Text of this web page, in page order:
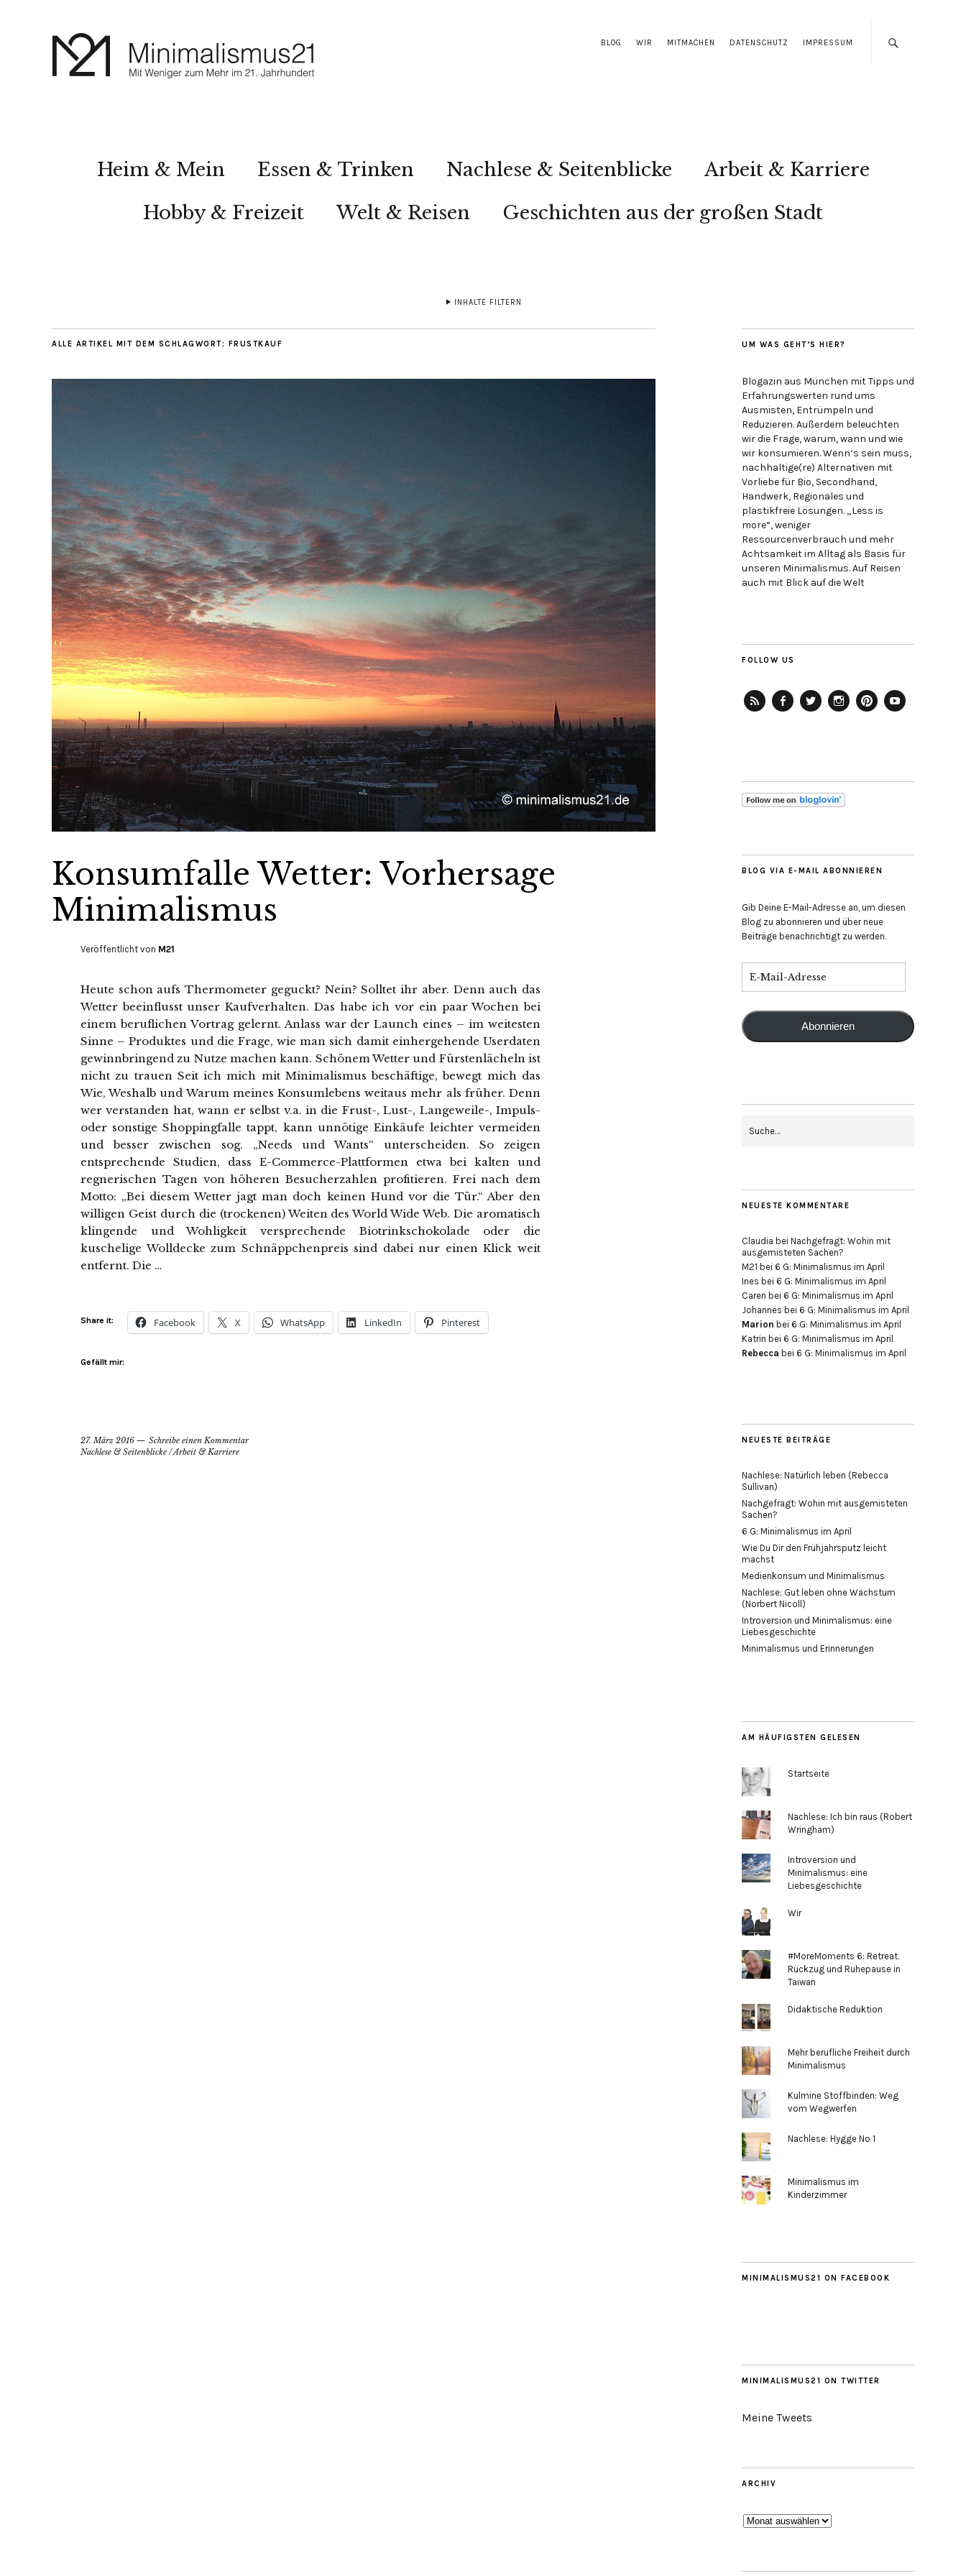
BLOG WIR MITMACHEN DATENSCHUTZ IMPRESSUM
Heim & Mein Essen & Trinken Nachlese & Seitenblicke
Arbeit & Karriere
Hobby & Freizeit
Welt & Reisen Geschichten aus der großen Stadt
INHALTE FILTERN
ALLE ARTIKEL MIT DEM SCHLAGWORT: FRUSTKAUF
Konsumfalle Wetter: Vorhersage
Minimalismus
Veröffentlicht von M21
Heute schon aufs Thermometer geguckt? Nein? Solltet ihr aber. Denn auch das
Wetter beeinflusst unser Kaufverhalten. Das habe ich vor ein paar Wochen bei
einem beruflichen Vortrag gelernt. Anlass war der Launch eines – im weitesten
Sinne – Produktes und die Frage, wie man sich damit einhergehende Userdaten
gewinnbringend zu Nutze machen kann. Schönem Wetter und Fürstenlächeln ist
nicht zu trauen Seit ich mich mit Minimalismus beschäftige, bewegt mich das
Wie, Weshalb und Warum meines Konsumlebens weitaus mehr als früher. Denn
wer verstanden hat, wann er selbst v.a. in die Frust-, Lust-, Langeweile-, Impuls-
oder sonstige Shoppingfalle tappt, kann unnötige Einkäufe leichter vermeiden
und besser zwischen sog. „Needs und Wants“ unterscheiden. So zeigen
entsprechende Studien, dass E-Commerce-Plattformen etwa bei kalten und
regnerischen Tagen von höheren Besucherzahlen profitieren. Frei nach dem
Motto: „Bei diesem Wetter jagt man doch keinen Hund vor die Tür.“ Aber den
willigen Geist durch die (trockenen) Weiten des World Wide Web. Die aromatisch
klingende und Wohligkeit versprechende Biotrinkschokolade oder die
kuschelige Wolldecke zum Schnäppchenpreis sind dabei nur einen Klick weit
entfernt. Die …
Share it: Facebook X WhatsApp LinkedIn Pinterest
Gefällt mir:
27. März 2016
Schreibe einen Kommentar
Nachlese & Seitenblicke /Arbeit & Karriere
UM WAS GEHT’S HIER?
Blogazin aus München mit Tipps und
Erfahrungswerten rund ums
Ausmisten, Entrümpeln und
Reduzieren. Außerdem beleuchten
wir die Frage, warum, wann und wie
wir konsumieren. Wenn’s sein muss,
nachhaltige(re) Alternativen mit
Vorliebe für Bio, Secondhand,
Handwerk, Regionales und
plastikfreie Lösungen. „Less is
more“, weniger
Ressourcenverbrauch und mehr
Achtsamkeit im Alltag als Basis für
unseren Minimalismus. Auf Reisen
auch mit Blick auf die Welt
FOLLOW US
BLOG VIA E-MAIL ABONNIEREN
Gib Deine E-Mail-Adresse an, um diesen
Blog zu abonnieren und über neue
Beiträge benachrichtigt zu werden.
Abonnieren
NEUESTE KOMMENTARE
Claudia bei Nachgefragt: Wohin mit
ausgemisteten Sachen?
M21 bei 6 G: Minimalismus im April
Ines bei 6 G: Minimalismus im April
Caren bei 6 G: Minimalismus im April
Johannes bei 6 G: Minimalismus im April
Marion bei 6 G: Minimalismus im April
Katrin bei 6 G: Minimalismus im April
Rebecca bei 6 G: Minimalismus im April
NEUESTE BEITRÄGE
Nachlese: Natürlich leben (Rebecca
Sullivan)
Nachgefragt: Wohin mit ausgemisteten
Sachen?
6 G: Minimalismus im April
Wie Du Dir den Frühjahrsputz leicht
machst
Medienkonsum und Minimalismus
Nachlese: Gut leben ohne Wachstum
(Norbert Nicoll)
Introversion und Minimalismus: eine
Liebesgeschichte
Minimalismus und Erinnerungen
AM HÄUFIGSTEN GELESEN
Startseite
Nachlese: Ich bin raus (Robert
Wringham)
Introversion und
Minimalismus: eine
Liebesgeschichte
Wir
#MoreMoments 6: Retreat.
Rückzug und Ruhepause in
Taiwan
Didaktische Reduktion
Mehr berufliche Freiheit durch
Minimalismus
Kulmine Stoffbinden: Weg
vom Wegwerfen
Nachlese: Hygge No 1
Minimalismus im
Kinderzimmer
MINIMALISMUS21 ON FACEBOOK
MINIMALISMUS21 ON TWITTER
Meine Tweets
ARCHIV
Archiv